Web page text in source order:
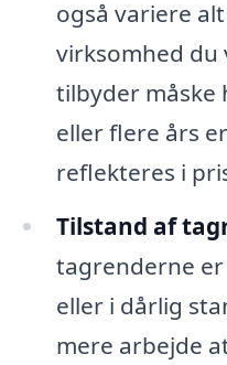
også variere
virksomhed
tilbyder måske
eller flere års
reflekteres i
Tilstand af
tagrenderne
eller i dårlig
mere arbejde